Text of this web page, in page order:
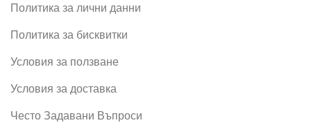
Политика за лични данни
Политика за бисквитки
Условия за ползване
Условия за доставка
Често Задавани Въпроси